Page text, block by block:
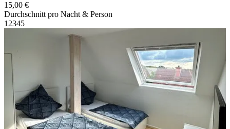
15,00 €
Durchschnitt pro Nacht & Person
12345